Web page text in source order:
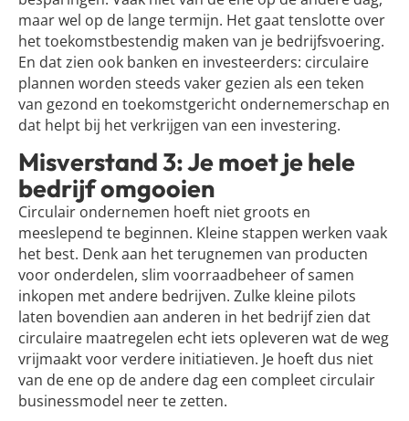
maar wel op de lange termijn. Het gaat tenslotte over
het toekomstbestendig maken van je bedrijfsvoering.
En dat zien ook banken en investeerders: circulaire
plannen worden steeds vaker gezien als een teken
van gezond en toekomstgericht ondernemerschap en
dat helpt bij het verkrijgen van een investering.
Misverstand 3: Je moet je hele
bedrijf omgooien
Circulair ondernemen hoeft niet groots en
meeslepend te beginnen. Kleine stappen werken vaak
het best. Denk aan het terugnemen van producten
voor onderdelen, slim voorraadbeheer of samen
inkopen met andere bedrijven. Zulke kleine pilots
laten bovendien aan anderen in het bedrijf zien dat
circulaire maatregelen echt iets opleveren wat de weg
vrijmaakt voor verdere initiatieven. Je hoeft dus niet
van de ene op de andere dag een compleet circulair
businessmodel neer te zetten.